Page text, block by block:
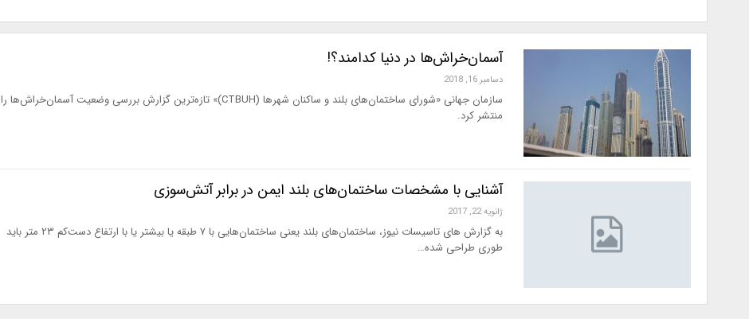
آسمان‌خراش‌ها در دنیا کدامند؟!
دسامبر 16, 2018
سازمان جهانی «شورای ساختمان‌های بلند و ساکنان شهرها (CTBUH)» تازه‌ترین گزارش بررسی وضعیت آسمان‌خراش‌ها را
منتشر کرد.
آشنایی با مشخصات ساختمان‌های بلند ایمن در برابر آتش‌سوزی
ژانویه 22, 2017
به گزارش های تاسیسات نیوز، ساختمان‌های بلند یعنی ساختمان‌هایی با ۷ طبقه یا بیشتر یا با ارتفاع دست‌کم ۲۳ متر باید
طوری طراحی شده…